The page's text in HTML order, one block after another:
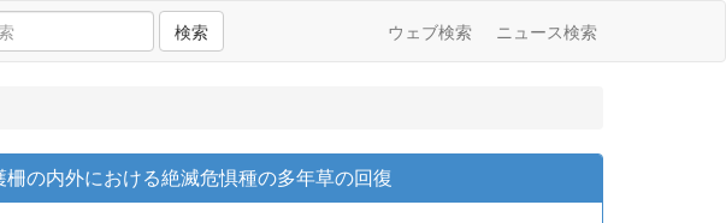
検索 ウェブ検索 ニュース検索
の内外における絶滅危惧種の多年草の回復